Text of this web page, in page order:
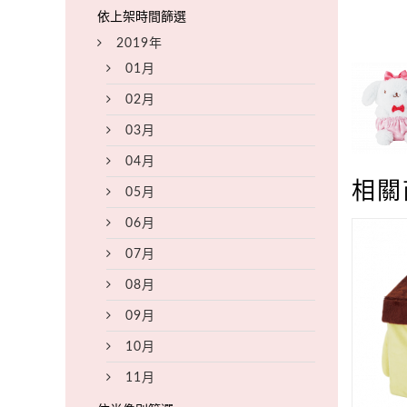
相
2019年
01月
02月
03月
04月
05月
06月
07月
08月
09月
10月
11月